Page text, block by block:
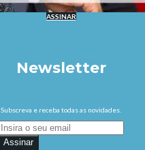
ASSINAR
Newsletter
Subscreva e receba todas as novidades.
Assinar